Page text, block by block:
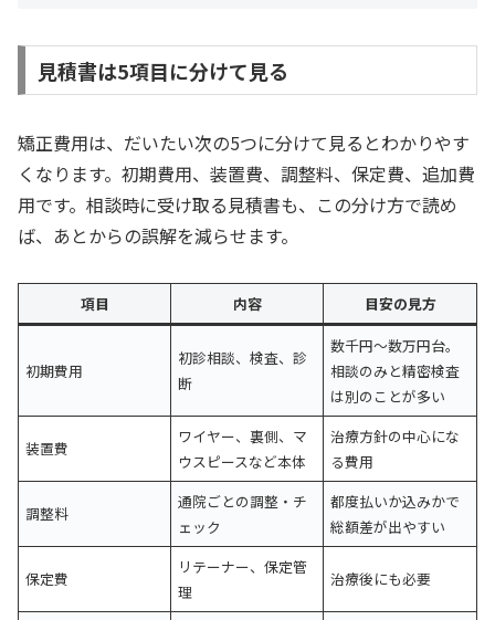
見積書は5項目に分けて見る
矯正費用は、だいたい次の5つに分けて見るとわかりやす
くなります。初期費用、装置費、調整料、保定費、追加費
用です。相談時に受け取る見積書も、この分け方で読め
ば、あとからの誤解を減らせます。
項目 内容 目安の見方
初期費用
初診相談、検査、診
断
数千円〜数万円台。
相談のみと精密検査
は別のことが多い
装置費
ワイヤー、裏側、マ
ウスピースなど本体
治療方針の中心にな
る費用
調整料
通院ごとの調整・チ
ェック
都度払いか込みかで
総額差が出やすい
保定費
リテーナー、保定管
理
治療後にも必要